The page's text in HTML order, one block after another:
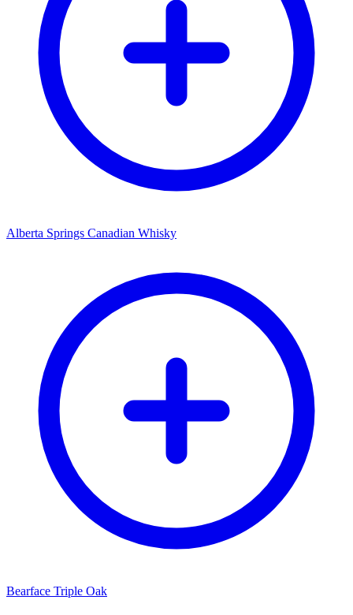
Alberta Springs Canadian Whisky
Bearface Triple Oak